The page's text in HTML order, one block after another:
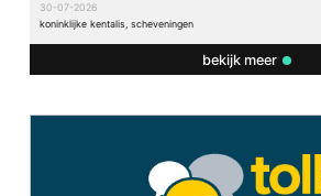
30-07-2026
koninklijke kentalis, scheveningen
bekijk meer